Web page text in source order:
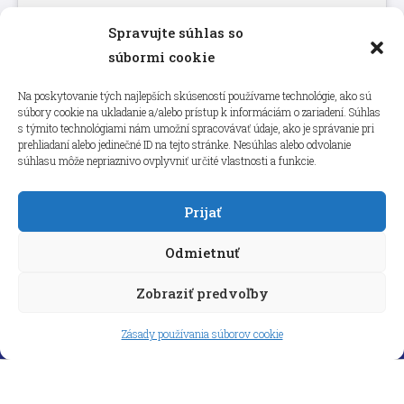
Spravujte súhlas so
súbormi cookie
Na poskytovanie tých najlepších skúseností používame technológie, ako sú
súbory cookie na ukladanie a/alebo prístup k informáciám o zariadení. Súhlas
s týmito technológiami nám umožní spracovávať údaje, ako je správanie pri
prehliadaní alebo jedinečné ID na tejto stránke. Nesúhlas alebo odvolanie
súhlasu môže nepriaznivo ovplyvniť určité vlastnosti a funkcie.
Prijať
Odmietnuť
Zobraziť predvoľby
Zásady používania súborov cookie
Kliknutím prijmete súbory cookie
Copyright © 2026 aneps.sk